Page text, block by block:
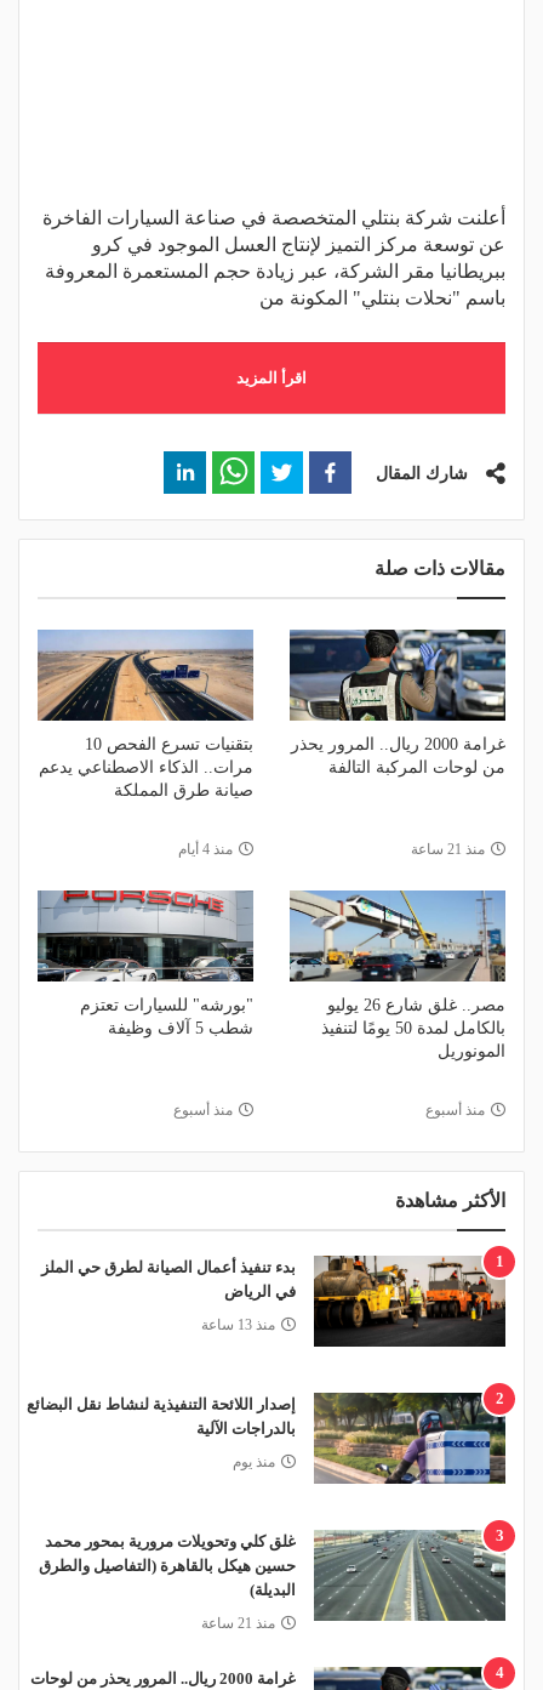
أعلنت شركة بنتلي المتخصصة في صناعة السيارات الفاخرة
عن توسعة مركز التميز لإنتاج العسل الموجود في كرو
ببريطانيا مقر الشركة، عبر زيادة حجم المستعمرة المعروفة
باسم "نحلات بنتلي" المكونة من
اقرأ المزيد
شارك المقال
مقالات ذات صلة
غرامة 2000 ريال.. المرور يحذر
من لوحات المركبة التالفة
منذ 21 ساعة
بتقنيات تسرع الفحص 10
مرات.. الذكاء الاصطناعي يدعم
صيانة طرق المملكة
منذ 4 أيام
مصر.. غلق شارع 26 يوليو
بالكامل لمدة 50 يومًا لتنفيذ
المونوريل
منذ أسبوع
"بورشه" للسيارات تعتزم
شطب 5 آلاف وظيفة
منذ أسبوع
الأكثر مشاهدة
1
بدء تنفيذ أعمال الصيانة لطرق حي الملز
في الرياض
منذ 13 ساعة
2
إصدار اللائحة التنفيذية لنشاط نقل البضائع
بالدراجات الآلية
منذ يوم
3
غلق كلي وتحويلات مرورية بمحور محمد
حسين هيكل بالقاهرة (التفاصيل والطرق
البديلة)
منذ 21 ساعة
4
غرامة 2000 ريال.. المرور يحذر من لوحات